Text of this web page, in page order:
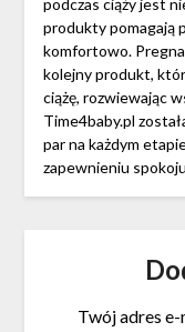
produkty pomagają
komfortowo.
kolejny produkt,
ciążę, rozwiewając
Time4baby.pl
par na każdym
zapewnieniu
Twój adres